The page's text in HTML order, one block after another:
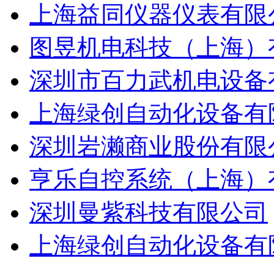
上海益同仪器仪表有
图昱机电科技（上海
深圳市百力武机电设
上海绿创自动化设备
深圳岩濑商业股份有限
亨乐自控系统（上海
深圳曼紫科技有限公司
上海绿创自动化设备